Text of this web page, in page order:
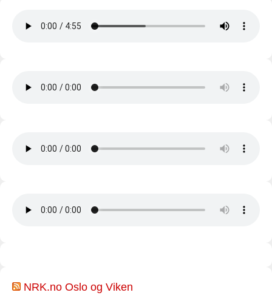
NRK.no Oslo og Viken